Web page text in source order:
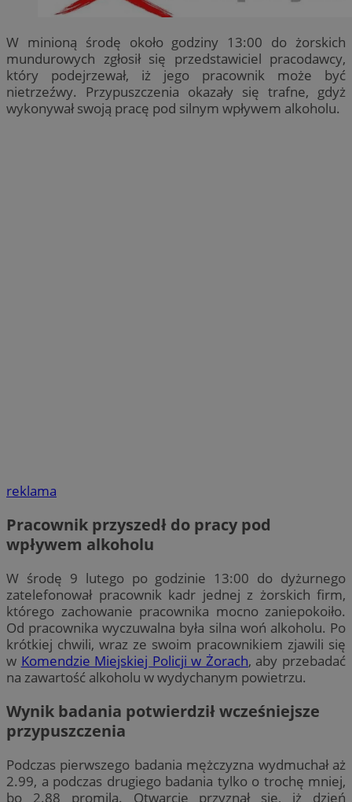
W minioną środę około godziny 13:00 do żorskich
mundurowych zgłosił się przedstawiciel pracodawcy,
który podejrzewał, iż jego pracownik może być
nietrzeźwy. Przypuszczenia okazały się trafne, gdyż
wykonywał swoją pracę pod silnym wpływem alkoholu.
reklama
Pracownik przyszedł do pracy pod
wpływem alkoholu
W środę 9 lutego po godzinie 13:00 do dyżurnego
zatelefonował pracownik kadr jednej z żorskich firm,
którego zachowanie pracownika mocno zaniepokoiło.
Od pracownika wyczuwalna była silna woń alkoholu. Po
krótkiej chwili, wraz ze swoim pracownikiem zjawili się
w Komendzie Miejskiej Policji w Żorach, aby przebadać
na zawartość alkoholu w wydychanym powietrzu.
Wynik badania potwierdził wcześniejsze
przypuszczenia
Podczas pierwszego badania mężczyzna wydmuchał aż
2.99, a podczas drugiego badania tylko o trochę mniej,
bo 2.88 promila. Otwarcie przyznał się, iż dzień